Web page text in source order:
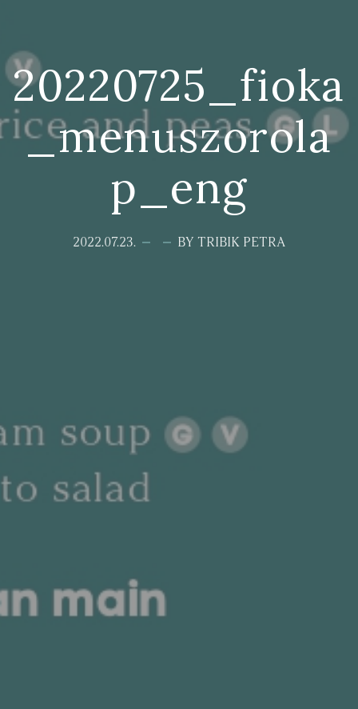
20220725_fioka
_menuszorola
p_eng
2022.07.23. BY TRIBIK PETRA